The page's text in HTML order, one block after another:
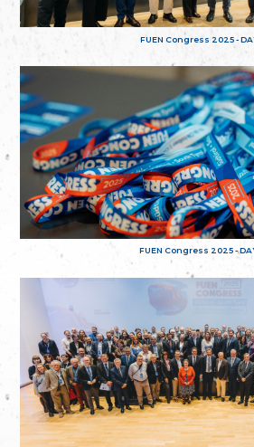
FUEN Congress 2025 -
FUEN Congress 2025 -